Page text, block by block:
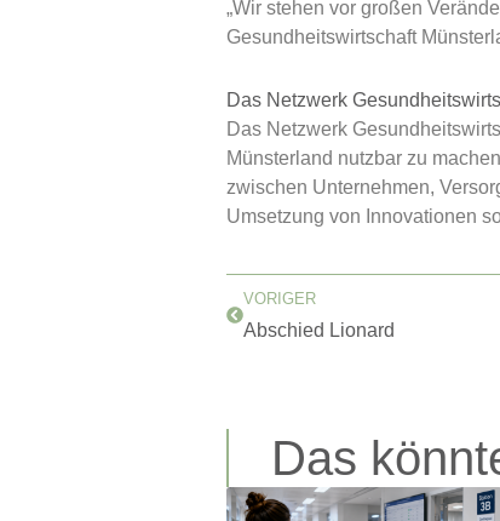
„Wir stehen vor großen
Gesundheitswirtschaft
Das Netzwerk
Das Netzwerk
Münsterland nutzbar zu
zwischen Unternehmen,
Umsetzung von Innovationen
Zurück
VORIGER
Abschied Lionard
Das